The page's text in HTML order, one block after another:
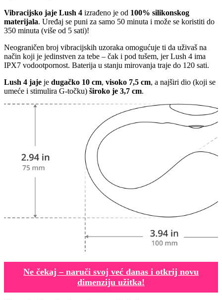
Vibracijsko jaje Lush 4 izrađeno je od 100% silikonskog
materijala. Uređaj se puni za samo 50 minuta i može se koristiti do
350 minuta (više od 5 sati)!
Neograničen broj vibracijskih uzoraka omogućuje ti da uživaš na
način koji je jedinstven za tebe – čak i pod tušem, jer Lush 4 ima
IPX7 vodootpornost. Baterija u stanju mirovanja traje do 120 sati.
Lush 4 jaje je dugačko 10 cm, visoko 7,5 cm, a najširi dio (koji se
umeće i stimulira G-točku) široko je 3,7 cm.
Ne čekaj – naruči svoj već danas i otkrij novu
dimenziju užitka!